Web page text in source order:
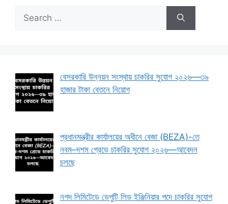
for:
বেসরকারি উন্নয়ন সংস্থায় চাকরির সুযোগ ২০২৬—৩৯
হাজার টাকা বেতনে নিয়োগ
প্রধানমন্ত্রীর কার্যালয়ের অধীনে বেজা (BEZA)-তে
নবম–দশম গ্রেডে চাকরির সুযোগ ২০২৬—আবেদন
চলছে
নগদ লিমিটেডে ডেপুটি লিড ইঞ্জিনিয়ার পদে চাকরির সুযোগ